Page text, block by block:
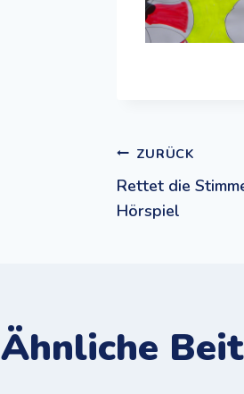
ZURÜCK
Rettet die
Hörspiel
Ähnliche